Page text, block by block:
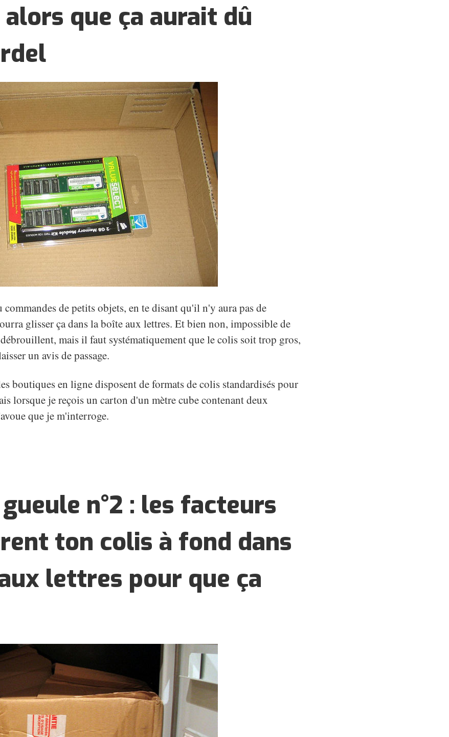
que ça aurait dû
commandes de petits objets, en te disant qu'il n'y aura pas de
glisser ça dans la boîte aux lettres. Et bien non, impossible de
mais il faut systématiquement que le colis soit trop gros,
un avis de passage.
boutiques en ligne disposent de formats de colis standardisés pour
lorsque je reçois un carton d'un mètre cube contenant deux
que je m'interroge.
n°2 : les facteurs
ton colis à fond dans
lettres pour que ça